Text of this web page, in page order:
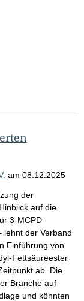
am 08.12.2025
der
auf die
3-MCPD-
lehnt der Verband
Einführung von
Fettsäureester
ab. Die
Branche auf
und könnten